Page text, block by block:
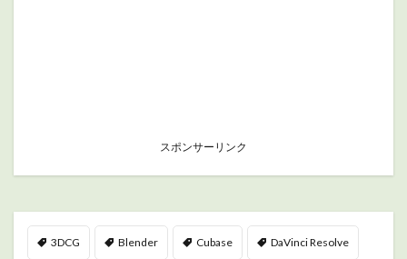
スポンサーリンク
3DCG Blender Cubase DaVinci Resolve